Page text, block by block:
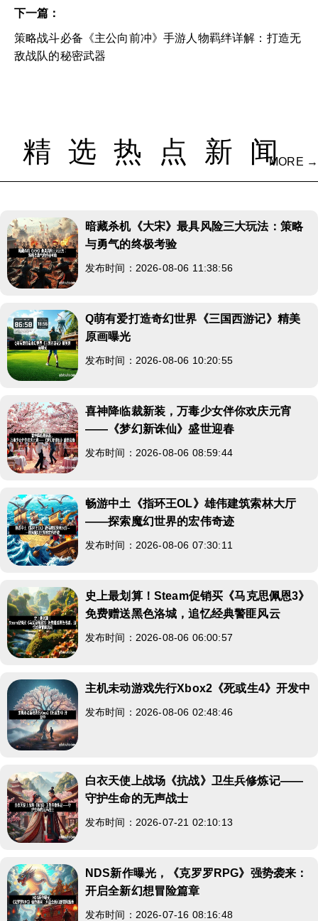
下一篇：
策略战斗必备《主公向前冲》手游人物羁绊详解：打造无
敌战队的秘密武器
精选热点新闻
MORE →
暗藏杀机《大宋》最具风险三大玩法：策略
与勇气的终极考验
发布时间：2026-08-06 11:38:56
Q萌有爱打造奇幻世界《三国西游记》精美
原画曝光
发布时间：2026-08-06 10:20:55
喜神降临裁新装，万毒少女伴你欢庆元宵
——《梦幻新诛仙》盛世迎春
发布时间：2026-08-06 08:59:44
畅游中土《指环王OL》雄伟建筑索林大厅
——探索魔幻世界的宏伟奇迹
发布时间：2026-08-06 07:30:11
史上最划算！Steam促销买《马克思佩恩3》
免费赠送黑色洛城，追忆经典警匪风云
发布时间：2026-08-06 06:00:57
主机未动游戏先行Xbox2《死或生4》开发中
发布时间：2026-08-06 02:48:46
白衣天使上战场《抗战》卫生兵修炼记——
守护生命的无声战士
发布时间：2026-07-21 02:10:13
NDS新作曝光，《克罗罗RPG》强势袭来：
开启全新幻想冒险篇章
发布时间：2026-07-16 08:16:48